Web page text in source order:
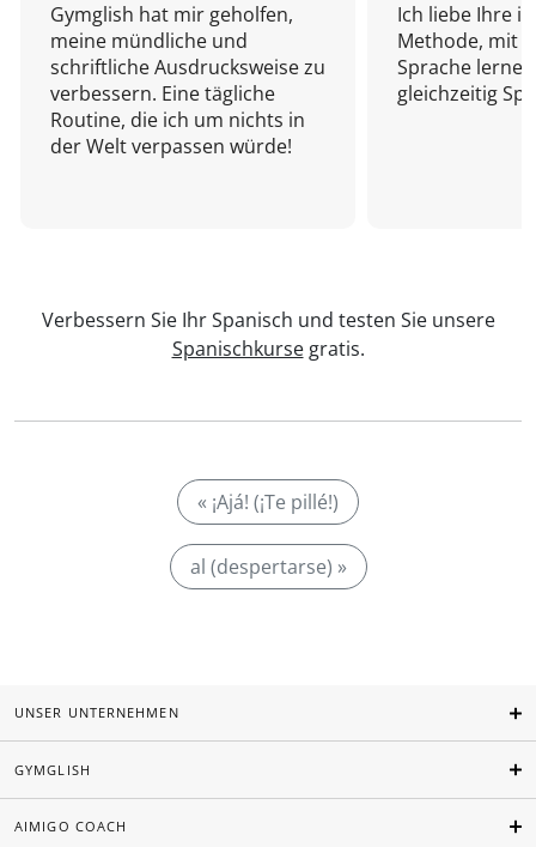
Gymglish hat mir geholfen,
meine mündliche und
schriftliche Ausdrucksweise zu
verbessern. Eine tägliche
Routine, die ich um nichts in
der Welt verpassen würde!
Ich liebe Ihre
Methode, mit
Sprache
gleichzeitig
Verbessern Sie Ihr Spanisch und testen Sie unsere
Spanischkursegratis.
« ¡Ajá! (¡Te pillé!)
al (despertarse) »
UNSER UNTERNEHMEN
GYMGLISH
AIMIGO COACH